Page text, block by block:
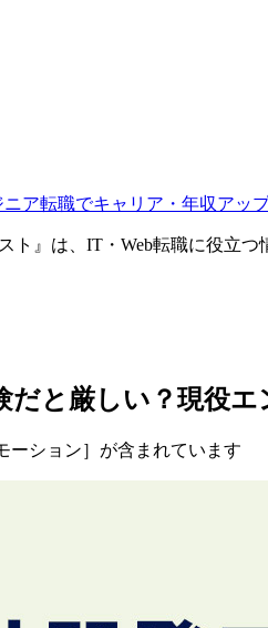
ニア転職でキャリア・年収ア
』は、IT・Web転職に役立つ
だと厳しい？現役
ーション］が含まれています